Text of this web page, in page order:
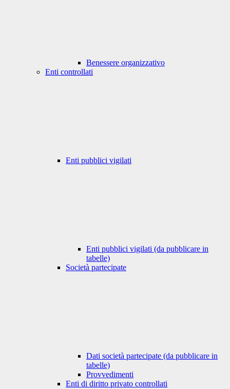
Benessere organizzativo
Enti controllati
Enti pubblici vigilati
Enti pubblici vigilati (da pubblicare in
tabelle)
Società partecipate
Dati società partecipate (da pubblicare in
tabelle)
Provvedimenti
Enti di diritto privato controllati